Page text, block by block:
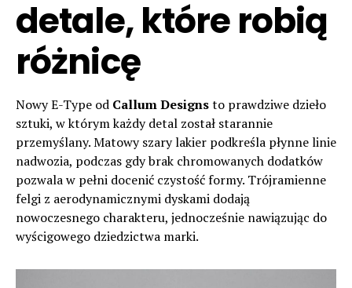
detale, które robią
różnicę
Nowy E-Type od Callum Designsto prawdziwe dzieło
sztuki, w którym każdy detal został starannie
przemyślany. Matowy szary lakier podkreśla płynne linie
nadwozia, podczas gdy brak chromowanych dodatków
pozwala w pełni docenić czystość formy. Trójramienne
felgi z aerodynamicznymi dyskami dodają
nowoczesnego charakteru, jednocześnie nawiązując do
wyścigowego dziedzictwa marki.